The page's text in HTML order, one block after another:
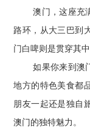
澳门，这座充
路环，从大三巴到
门白啤则是贯穿其
如果你来到澳
地方的特色美食都
朋友一起还是独自
澳门的独特魅力。